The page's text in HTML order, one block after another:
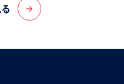
arrow_forward